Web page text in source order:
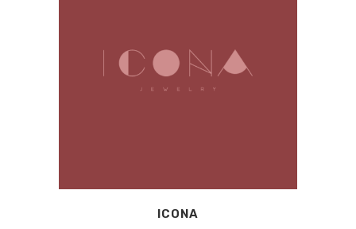
ICONA